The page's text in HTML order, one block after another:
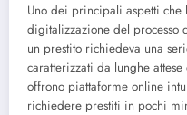
Uno dei principali aspetti che
digitalizzazione del processo
un prestito richiedeva una
caratterizzati da lunghe
offrono piattaforme online
richiedere prestiti in pochi